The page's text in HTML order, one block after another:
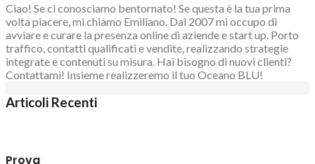
Ciao! Se ci conosciamo bentornato! Se questa è la tua prima
volta piacere, mi chiamo Emiliano. Dal 2007 mi occupo di
avviare e curare la presenza online di aziende e start up. Porto
traffico, contatti qualificati e vendite, realizzando strategie
integrate e contenuti su misura. Hai bisogno di nuovi clienti?
Contattami! Insieme realizzeremo il tuo Oceano BLU!
Articoli Recenti
Prova